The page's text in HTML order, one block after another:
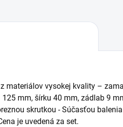
materiálov vysokej kvality –
mm, šírku 40 mm, zádlab 9
skrutkou - Súčasťou
je uvedená za set.